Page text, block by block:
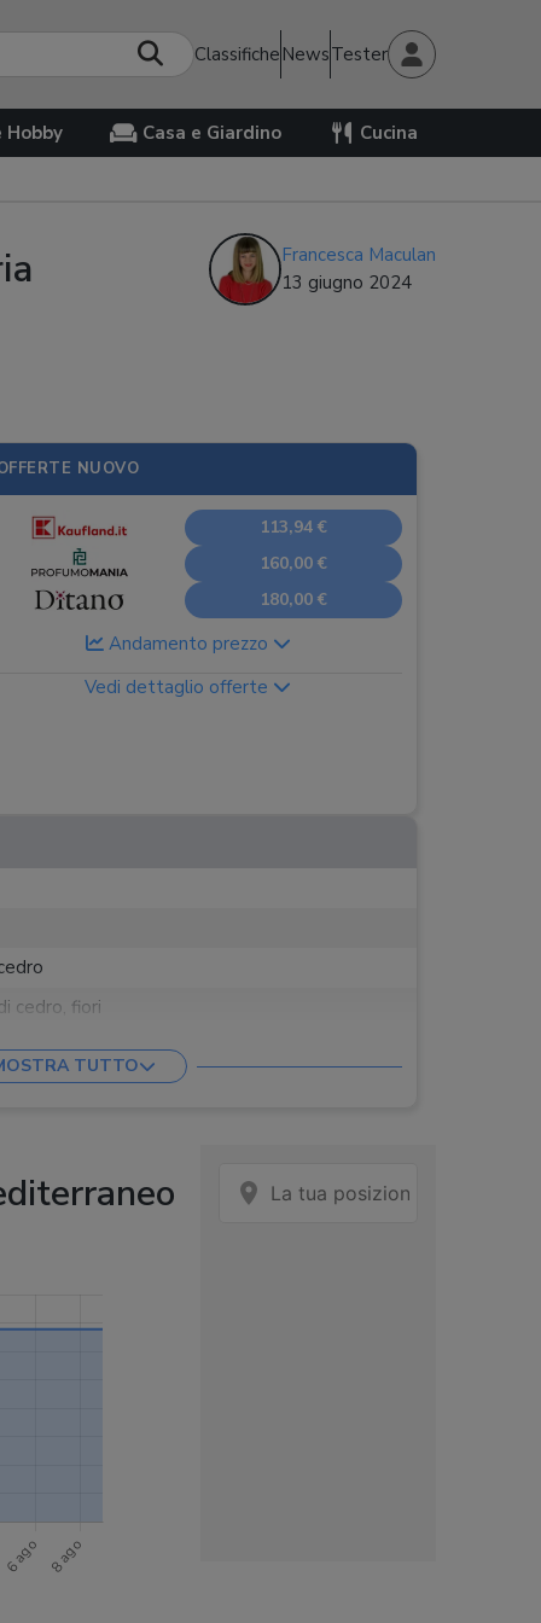
Classifiche NewsTester
Hobby Casa e Giardino Cucina
Francesca Maculan
13 giugno 2024
NUOVO
113,94 €
160,00 €
180,00 €
Andamento prezzo
Vedi dettaglio offerte
cedro, fiori
benzoino
- 150 ml
TUTTO